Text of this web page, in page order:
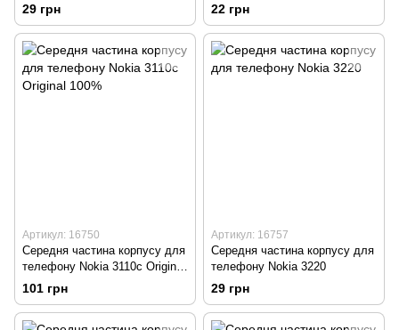
29 грн 22 грн
Артикул: 16750
Середня частина корпусу для
телефону Nokia 3110c Original
100%
101 грн
Артикул: 16757
Середня частина корпусу для
телефону Nokia 3220
29 грн